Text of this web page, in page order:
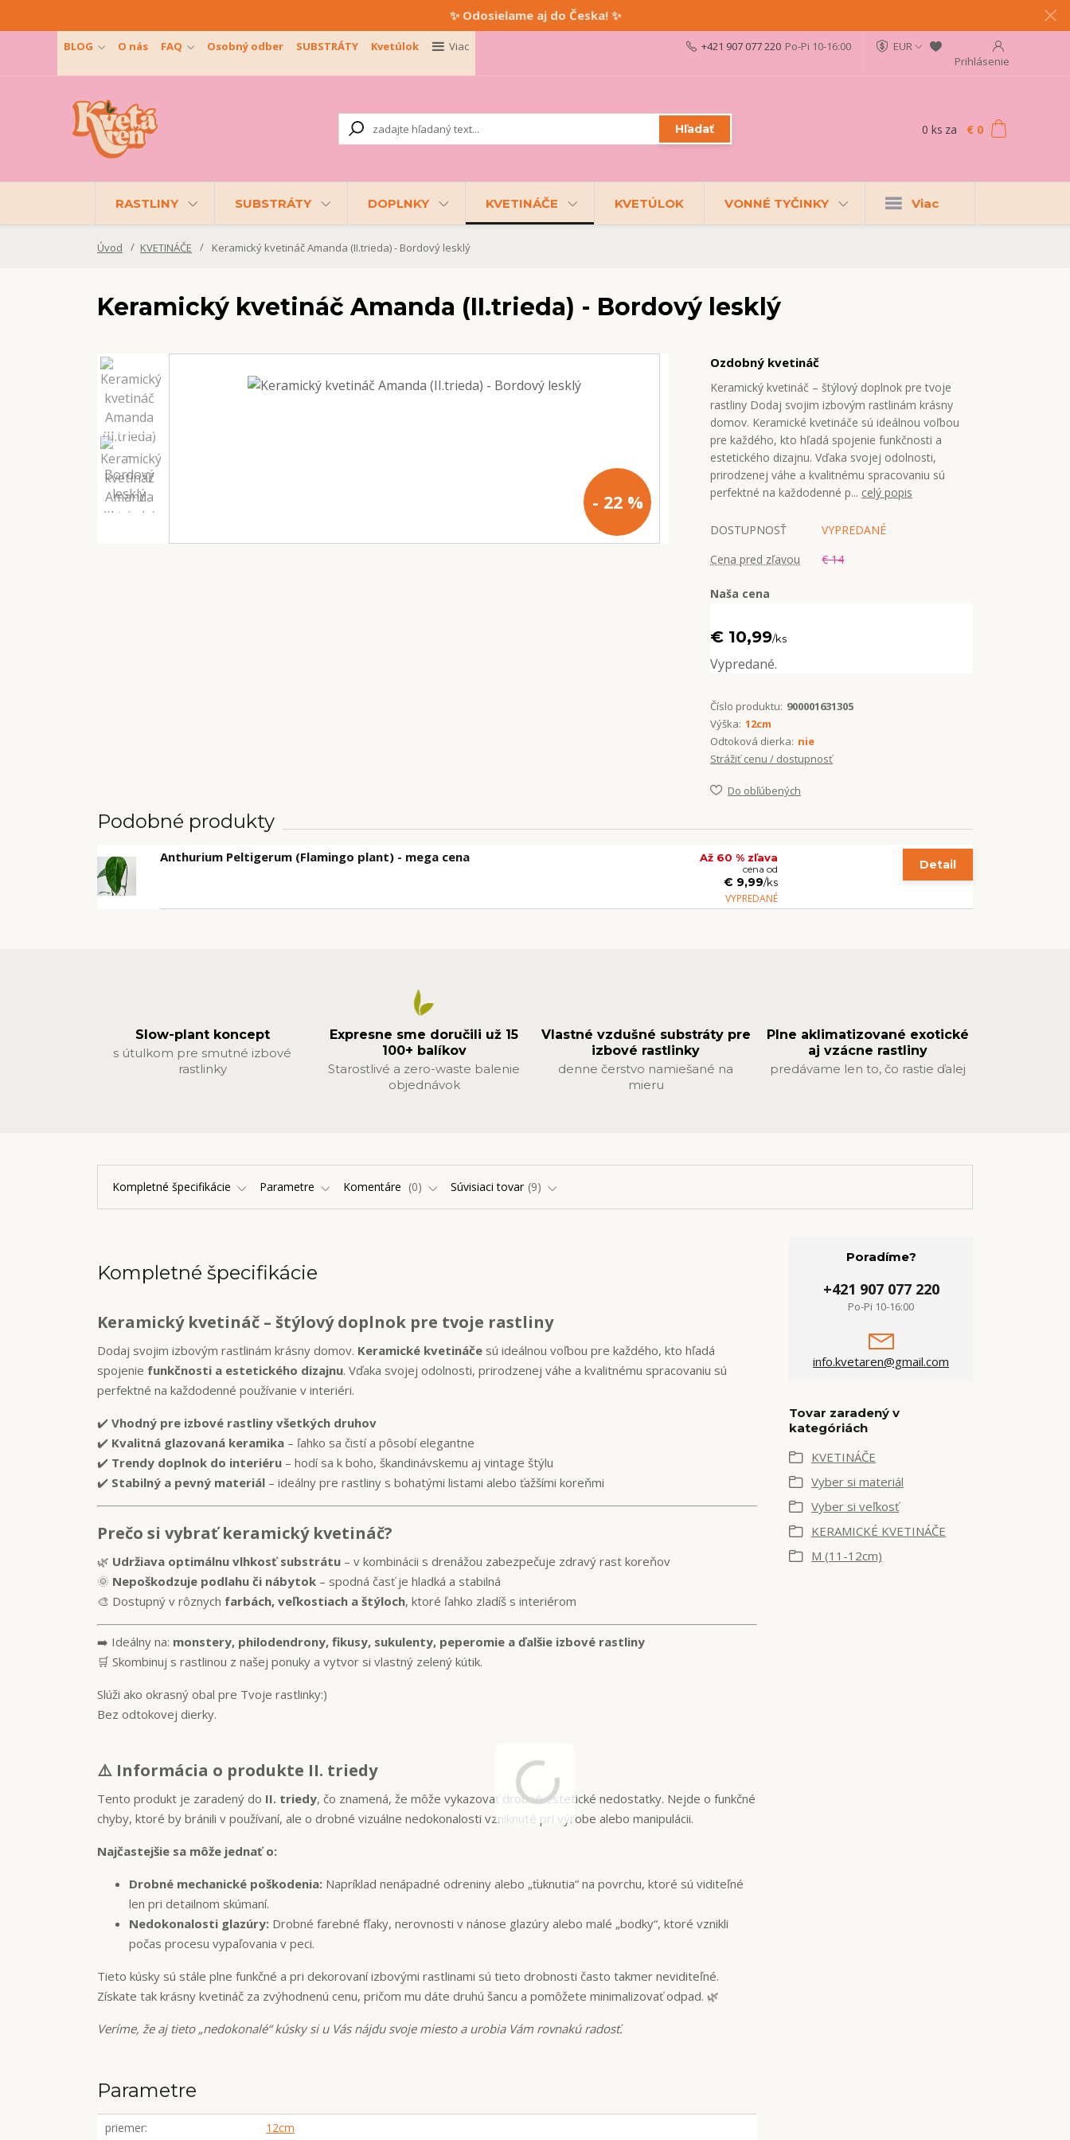
✨ Odosielame aj do Česka! ✨
BLOG O nás FAQ Osobný odber SUBSTRÁTY Kvetúlok Viac
EUR
Prihlásenie
Hľadať
+421 907 077 220 Po-Pi 10-16:00
0 ks za € 0
RASTLINY SUBSTRÁTY DOPLNKY KVETINÁČE KVETÚLOK VONNÉ TYČINKY Viac
Úvod KVETINÁČE Keramický kvetináč Amanda (II.trieda) - Bordový lesklý
Keramický kvetináč Amanda (II.trieda) - Bordový lesklý
- 22 %
Ozdobný kvetináč
Keramický kvetináč – štýlový doplnok pre tvoje
rastliny Dodaj svojim izbovým rastlinám krásny
domov. Keramické kvetináče sú ideálnou voľbou
pre každého, kto hľadá spojenie funkčnosti a
estetického dizajnu. Vďaka svojej odolnosti,
prirodzenej váhe a kvalitnému spracovaniu sú
perfektné na každodenné p... celý popis
DOSTUPNOSŤ
VYPREDANÉ
Cena pred zľavou
€ 14
Naša cena
€ 10,99/ks
Vypredané.
Číslo produktu: 900001631305
Výška: 12cm
Odtoková dierka: nie
Strážiť cenu / dostupnosť
Do obľúbených
Podobné produkty
Anthurium Peltigerum (Flamingo plant) - mega cena Až 60 % zľava
cena od
€ 9,99/ks
VYPREDANÉ
Detail
Slow-plant koncept
s útulkom pre smutné izbové
rastlinky
Expresne sme doručili už 15
100+ balíkov
Starostlivé a zero-waste balenie
objednávok
Vlastné vzdušné substráty pre
izbové rastlinky
denne čerstvo namiešané na
mieru
Plne aklimatizované exotické
aj vzácne rastliny
predávame len to, čo rastie ďalej
Kompletné špecifikácie Parametre Komentáre 0 Súvisiaci tovar 9
Kompletné špecifikácie
Keramický kvetináč – štýlový doplnok pre tvoje rastliny
Dodaj svojim izbovým rastlinám krásny domov. Keramické kvetináče sú ideálnou voľbou pre každého, kto hľadá
spojenie funkčnosti a estetického dizajnu. Vďaka svojej odolnosti, prirodzenej váhe a kvalitnému spracovaniu sú
perfektné na každodenné používanie v interiéri.
✔️ Vhodný pre izbové rastliny všetkých druhov
✔️ Kvalitná glazovaná keramika – ľahko sa čistí a pôsobí elegantne
✔️ Trendy doplnok do interiéru – hodí sa k boho, škandinávskemu aj vintage štýlu
✔️ Stabilný a pevný materiál – ideálny pre rastliny s bohatými listami alebo ťažšími koreňmi
Prečo si vybrať keramický kvetináč?
🌿 Udržiava optimálnu vlhkosť substrátu – v kombinácii s drenážou zabezpečuje zdravý rast koreňov
🌞 Nepoškodzuje podlahu či nábytok – spodná časť je hladká a stabilná
🎨 Dostupný v rôznych farbách, veľkostiach a štýloch, ktoré ľahko zladíš s interiérom
➡️ Ideálny na: monstery, philodendrony, fikusy, sukulenty, peperomie a ďalšie izbové rastliny
🛒 Skombinuj s rastlinou z našej ponuky a vytvor si vlastný zelený kútik.
Slúži ako okrasný obal pre Tvoje rastlinky:)
Bez odtokovej dierky.
⚠️ Informácia o produkte II. triedy
Tento produkt je zaradený do II. triedy, čo znamená, že môže vykazovať drobné estetické nedostatky. Nejde o funkčné
chyby, ktoré by bránili v používaní, ale o drobné vizuálne nedokonalosti vzniknuté pri výrobe alebo manipulácii.
Najčastejšie sa môže jednať o:
Drobné mechanické poškodenia: Napríklad nenápadné odreniny alebo „ťuknutia“ na povrchu, ktoré sú viditeľné
len pri detailnom skúmaní.
Nedokonalosti glazúry: Drobné farebné fľaky, nerovnosti v nánose glazúry alebo malé „bodky“, ktoré vznikli
počas procesu vypaľovania v peci.
Tieto kúsky sú stále plne funkčné a pri dekorovaní izbovými rastlinami sú tieto drobnosti často takmer neviditeľné.
Získate tak krásny kvetináč za zvýhodnenú cenu, pričom mu dáte druhú šancu a pomôžete minimalizovať odpad. 🌿
Veríme, že aj tieto „nedokonalé“ kúsky si u Vás nájdu svoje miesto a urobia Vám rovnakú radosť.
Parametre
priemer 12cm
Poradíme?
+421 907 077 220
Po-Pi 10-16:00
info.kvetaren@gmail.com
Tovar zaradený v
kategóriách
KVETINÁČE
Vyber si materiál
Vyber si veľkosť
KERAMICKÉ KVETINÁČE
M (11-12cm)